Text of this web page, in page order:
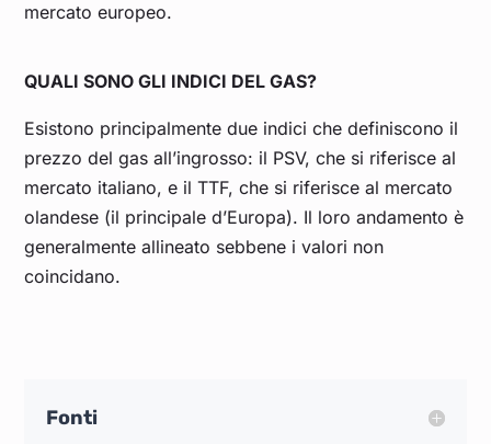
mercato europeo.
QUALI SONO GLI INDICI DEL GAS?
Esistono principalmente due indici che definiscono il
prezzo del gas all’ingrosso: il PSV, che si riferisce al
mercato italiano, e il TTF, che si riferisce al mercato
olandese (il principale d’Europa). Il loro andamento è
generalmente allineato sebbene i valori non
coincidano.
Fonti